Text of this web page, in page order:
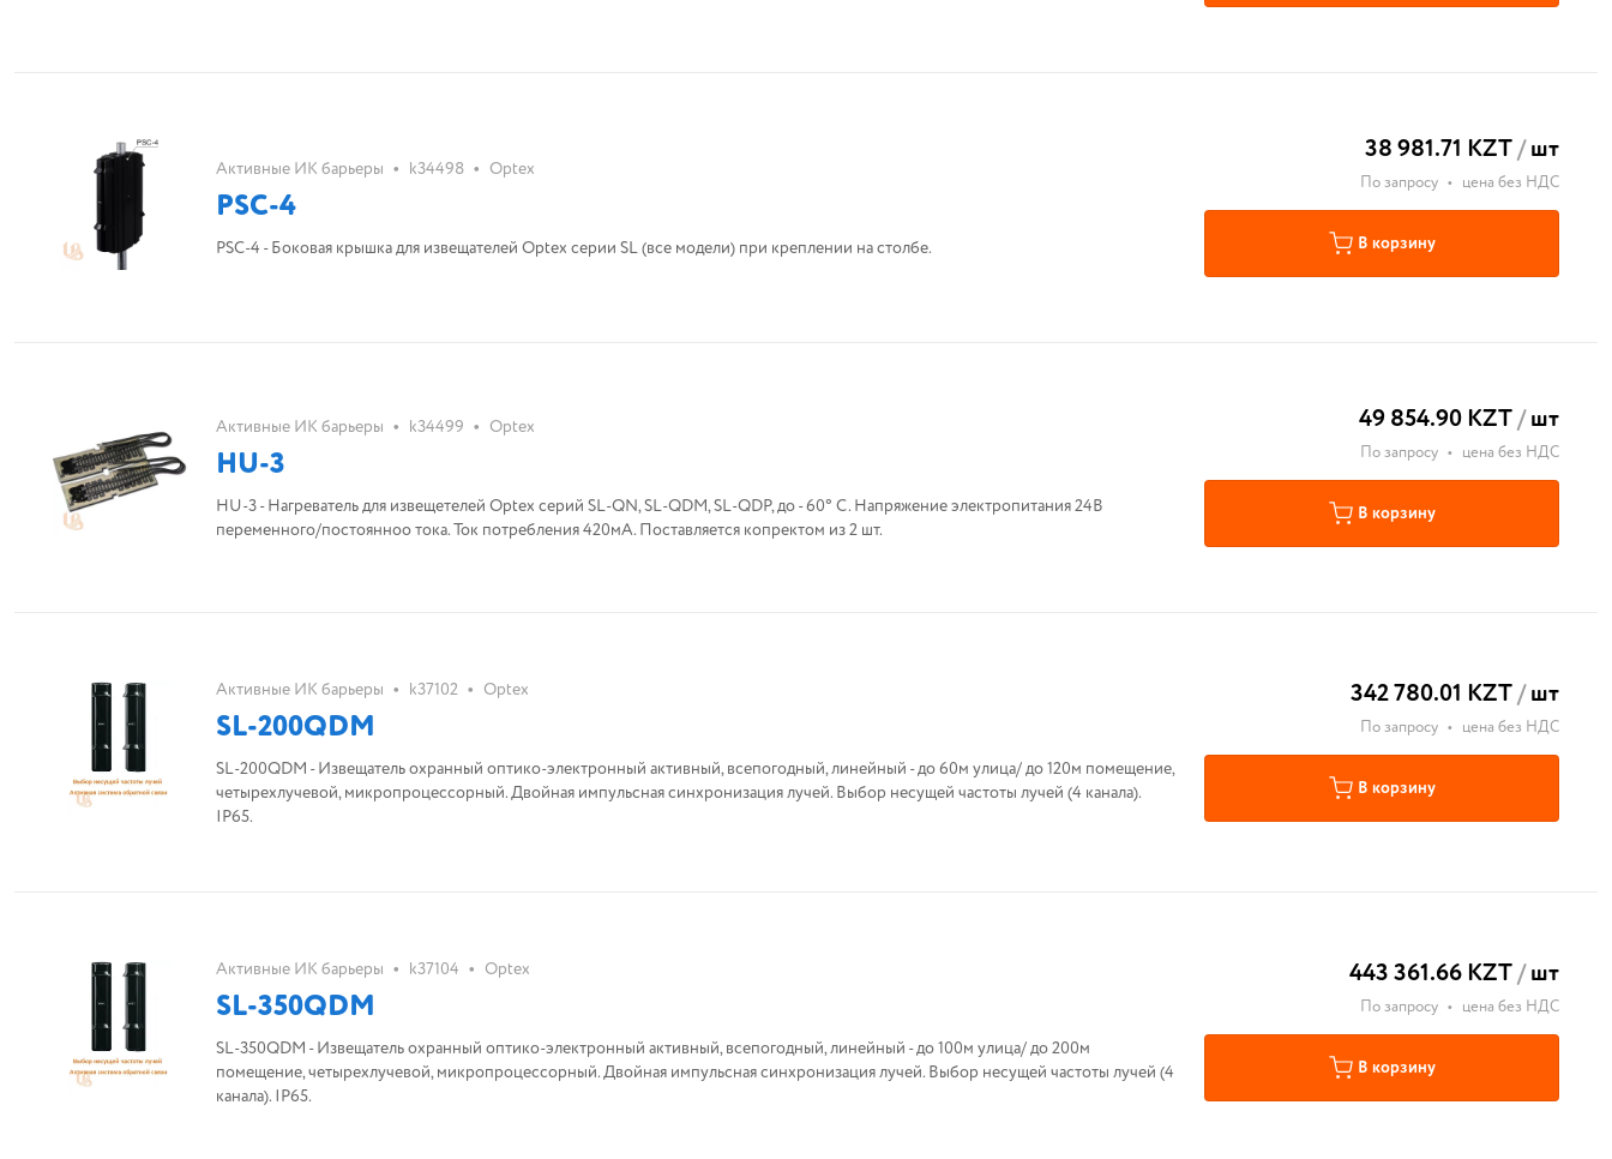
Активные ИК барьеры • k34498 • Optex
PSC-4
PSC-4 - Боковая крышка для извещателей Optex серии SL (все модели) при креплении на столбе.
38 981.71 KZT/шт
По запросу • цена без НДС
В корзину
Активные ИК барьеры • k34499 • Optex
HU-3
HU-3 - Нагреватель для извещетелей Optex серий SL-QN, SL-QDM, SL-QDP, до - 60° С. Напряжение электропитания 24В
переменного/постоянноо тока. Ток потребления 420мА. Поставляется копректом из 2 шт.
49 854.90 KZT/шт
По запросу • цена без НДС
В корзину
Активные ИК барьеры • k37102 • Optex
SL-200QDM
SL-200QDM - Извещатель охранный оптико-электронный активный, всепогодный, линейный - до 60м улица/ до 120м помещение,
четырехлучевой, микропроцессорный. Двойная импульсная синхронизация лучей. Выбор несущей частоты лучей (4 канала).
IP65.
342 780.01 KZT/шт
По запросу • цена без НДС
В корзину
Активные ИК барьеры • k37104 • Optex
SL-350QDM
SL-350QDM - Извещатель охранный оптико-электронный активный, всепогодный, линейный - до 100м улица/ до 200м
помещение, четырехлучевой, микропроцессорный. Двойная импульсная синхронизация лучей. Выбор несущей частоты лучей (4
канала). IP65.
443 361.66 KZT/шт
По запросу • цена без НДС
В корзину